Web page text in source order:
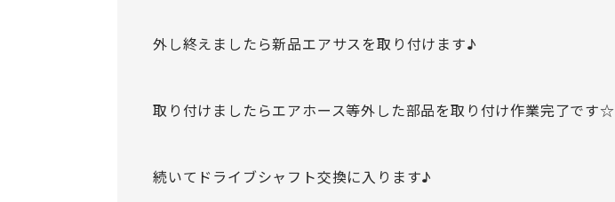
外し終えましたら新品エアサスを取り付けます♪
取り付けましたらエアホース等外した部品を取り付け作業完了です☆
続いてドライブシャフト交換に入ります♪